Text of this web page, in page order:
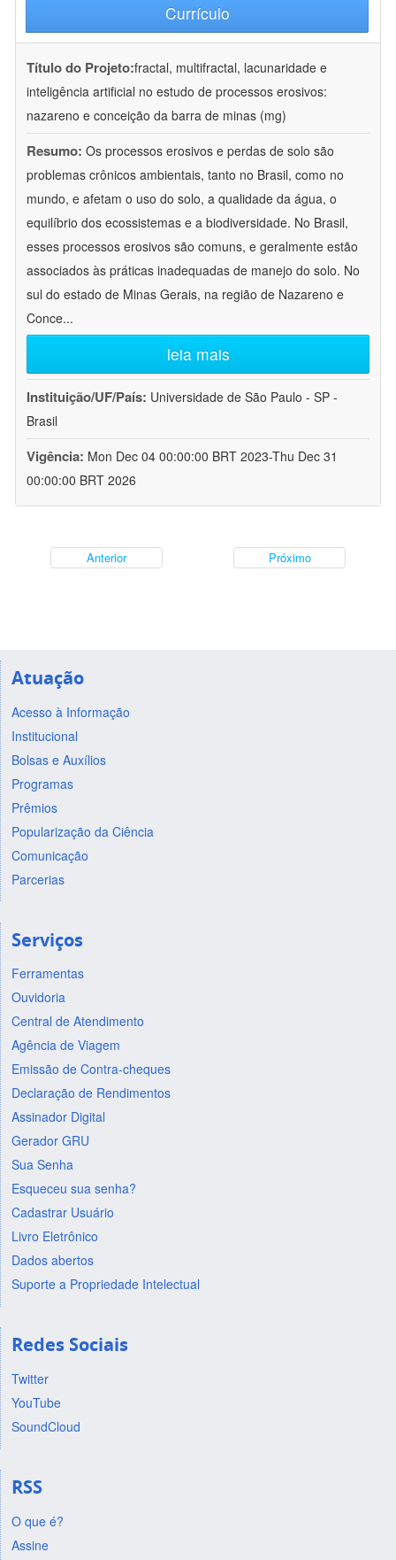
Currículo
Título do Projeto:fractal, multifractal, lacunaridade e
inteligência artificial no estudo de processos erosivos:
nazareno e conceição da barra de minas (mg)
Resumo: Os processos erosivos e perdas de solo são
problemas crônicos ambientais, tanto no Brasil, como no
mundo, e afetam o uso do solo, a qualidade da água, o
equilíbrio dos ecossistemas e a biodiversidade. No Brasil,
esses processos erosivos são comuns, e geralmente estão
associados às práticas inadequadas de manejo do solo. No
sul do estado de Minas Gerais, na região de Nazareno e
Conce...
leia mais
Instituição/UF/País: Universidade de São Paulo - SP -
Brasil
Vigência: Mon Dec 04 00:00:00 BRT 2023-Thu Dec 31
00:00:00 BRT 2026
Anterior Próximo
Atuação
Acesso à Informação
Institucional
Bolsas e Auxílios
Programas
Prêmios
Popularização da Ciência
Comunicação
Parcerias
Serviços
Ferramentas
Ouvidoria
Central de Atendimento
Agência de Viagem
Emissão de Contra-cheques
Declaração de Rendimentos
Assinador Digital
Gerador GRU
Sua Senha
Esqueceu sua senha?
Cadastrar Usuário
Livro Eletrônico
Dados abertos
Suporte a Propriedade Intelectual
Redes Sociais
Twitter
YouTube
SoundCloud
RSS
O que é?
Assine